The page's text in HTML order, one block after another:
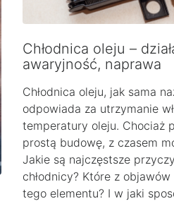
Chłodnica oleju –
awaryjność, naprawa
Chłodnica oleju, jak sama
odpowiada za utrzymanie
temperatury oleju. Chociaż
prostą budowę, z czasem
Jakie są najczęstsze
chłodnicy? Które z
tego elementu? I w jaki